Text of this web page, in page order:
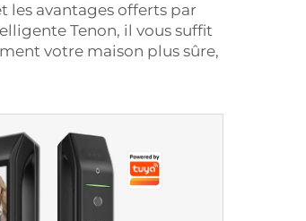
les avantages offerts par
Tenon, il vous suffit
votre maison plus sûre,